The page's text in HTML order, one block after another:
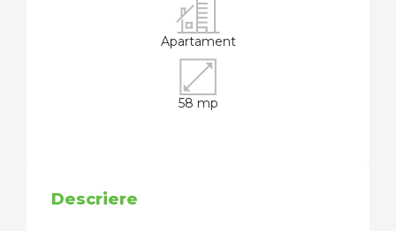
Apartament
58 mp
Descriere